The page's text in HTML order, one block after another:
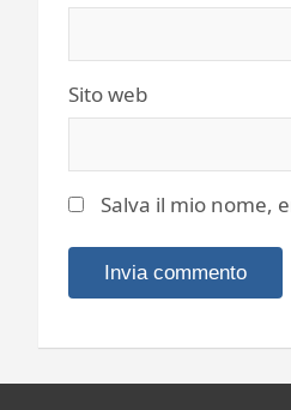
Sito web
Salva il mio nome,